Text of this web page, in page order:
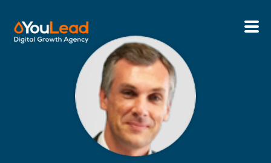
Sobre Nós
Serviços
HubSpot